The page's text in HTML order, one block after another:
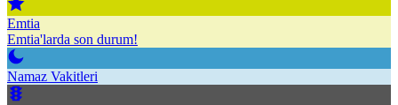
Emtia
Emtia'larda son durum!
Namaz Vakitleri